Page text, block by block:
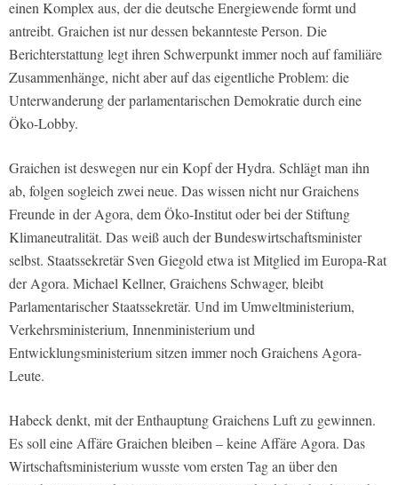
einen Komplex aus, der die deutsche Energiewende formt und
antreibt. Graichen ist nur dessen bekannteste Person. Die
Berichterstattung legt ihren Schwerpunkt immer noch auf familiäre
Zusammenhänge, nicht aber auf das eigentliche Problem: die
Unterwanderung der parlamentarischen Demokratie durch eine
Öko-Lobby.
Graichen ist deswegen nur ein Kopf der Hydra. Schlägt man ihn
ab, folgen sogleich zwei neue. Das wissen nicht nur Graichens
Freunde in der Agora, dem Öko-Institut oder bei der Stiftung
Klimaneutralität. Das weiß auch der Bundeswirtschaftsminister
selbst. Staatssekretär Sven Giegold etwa ist Mitglied im Europa-Rat
der Agora. Michael Kellner, Graichens Schwager, bleibt
Parlamentarischer Staatssekretär. Und im Umweltministerium,
Verkehrsministerium, Innenministerium und
Entwicklungsministerium sitzen immer noch Graichens Agora-
Leute.
Habeck denkt, mit der Enthauptung Graichens Luft zu gewinnen.
Es soll eine Affäre Graichen bleiben – keine Affäre Agora. Das
Wirtschaftsministerium wusste vom ersten Tag an über den